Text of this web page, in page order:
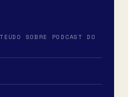
SOBRE PODCAST DO